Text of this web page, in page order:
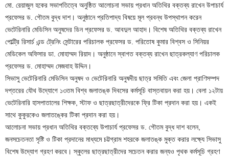
মো. রেয়াজুল হকের সভাপতিত্বে অনুষ্ঠিত আলোচনা সভায় প্রধান অতিথির বক্তব্য রাখেন উপাচার্য
প্রফেসর ড. গৌতম বুদ্ধ দাশ। অনুষ্ঠানে প্রতিপাদ্য বিষয়ে মূল প্রবন্ধ উপস্থাপন করেন
ভেটেরিনারি মেডিসিন অনুষদের ডিন প্রফেসর ড. আবদুল আহাদ। বিশেষ অতিথির বক্তব্য রাখেন
পোল্ট্রি রিসার্চ এন্ড ট্রেনিং সেন্টারের পরিচালক প্রফেসর ড. পরিতোষ কুমার বিশ্বস ও সিনিয়র
মেডিকেল অফিসার ডা. মোহাম্মদ রিয়াদ। অনুষ্ঠানে স্বাগত বক্তব্য রাখেন ছাত্রকল্যাণ পরিচালক
প্রফেসর ড. মোহাম্মদ মেজবাহ উদ্দিন।
সিভাসু ভেটেরিনারি মেডিসিন অনুষদ ও ভেটেরিনারি অনুষদীয় ছাত্র সমিতি এবং জেলা প্রাণিসম্পদ
দপ্তরের যৌথ উদ্যোগে ১৩তম বিশ্ব জলাতঙ্ক দিবসের কর্মসূচি বাস্তবায়ন করা হয়। বেলা ১২টায়
ভেটেরিনারি হাসপাতালের শিক্ষক, স্টাফ ও ছাত্রছাত্রীদেরকে ফ্রি টিকা প্রদান করা হয়। একই
সাথে কুকুরকেও জলাতঙ্কের টিকা প্রদান করা হয়।
আলোচনা সভায় প্রধান অতিথির বক্তব্যে উপাচার্য প্রফেসর ড. গৌতম বুদ্ধ দাশ বলেন,
জনসচেতনতা সৃষ্টি ও টিকা প্রদানের মাধ্যমে চট্টগ্রাম শহরকে জলাতঙ্ক মুক্ত করার লক্ষ্যে সিভাসু
বিশেষ উদ্যোগ গ্রহণ করবে। স্কুলের ছাত্রছাত্রীদের সচেতন করার জন্যও পৃথক কর্মসূচি গ্রহণ